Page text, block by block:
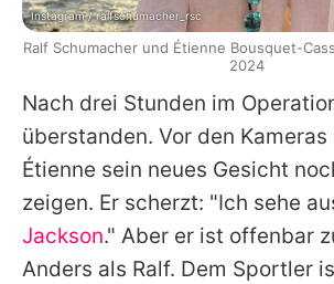
Nach drei Stunden im
überstanden. Vor den
Étienne sein neues Gesicht
zeigen. Er scherzt: "Ich sehe
Jackson." Aber er ist offenbar
Anders als Ralf. Dem Sportler
Instagram / ralfschumacher_rsc
Ralf Schumacher und Étienne Bousquet-
2024